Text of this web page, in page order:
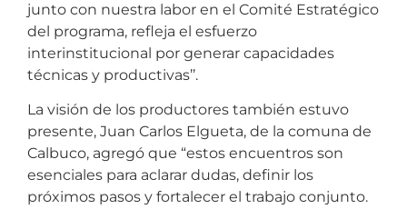
junto con nuestra labor en el Comité Estratégico
del programa, refleja el esfuerzo
interinstitucional por generar capacidades
técnicas y productivas’’.
La visión de los productores también estuvo
presente, Juan Carlos Elgueta, de la comuna de
Calbuco, agregó que “estos encuentros son
esenciales para aclarar dudas, definir los
próximos pasos y fortalecer el trabajo conjunto.